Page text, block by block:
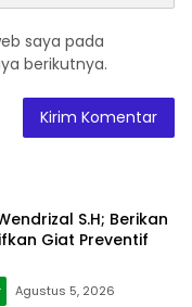
saya pada
berikutnya.
S.H; Berikan
Giat Preventif
Agustus 5, 2026